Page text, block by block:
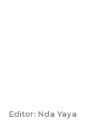
Editor: Nda Yaya